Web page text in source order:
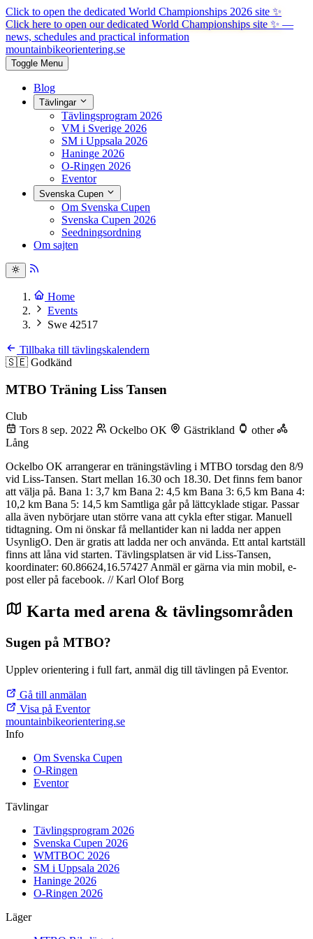
Click to open the dedicated World Championships 2026 site ✨
Click here to open our dedicated World Championships site ✨—
news, schedules and practical information
mountainbikeorientering.se
Toggle Menu
Blog
Tävlingar
Tävlingsprogram 2026
VM i Sverige 2026
SM i Uppsala 2026
Haninge 2026
O-Ringen 2026
Eventor
Svenska Cupen
Om Svenska Cupen
Svenska Cupen 2026
Seedningsordning
Om sajten
Home
Events
Swe 42517
Tillbaka till tävlingskalendern
🇸🇪 Godkänd
MTBO Träning Liss Tansen
Club
Tors 8 sep. 2022
Ockelbo OK Gästrikland
other
Lång
Ockelbo OK arrangerar en träningstävling i MTBO torsdag den 8/9
vid Liss-Tansen. Start mellan 16.30 och 18.30. Det finns fem banor
att välja på. Bana 1: 3,7 km Bana 2: 4,5 km Bana 3: 6,5 km Bana 4:
10,2 km Bana 5: 14,5 km Samtliga går på lättcyklade stigar. Passar
alla även nybörjare utan större vana att cykla efter stigar. Manuell
tidtagning. Om ni önskar få mellantider kan ni ladda ner appen
UsynligO. Den är gratis att ladda ner och använda. Ett antal kartställ
finns att låna vid starten. Tävlingsplatsen är vid Liss-Tansen,
koordinater: 60.86624,16.57427 Anmäl er gärna via min mobil, e-
post eller på facebook. // Karl Olof Borg
Karta med arena & tävlingsområden
Sugen på MTBO?
Upplev orientering i full fart, anmäl dig till tävlingen på Eventor.
Gå till anmälan
Visa på Eventor
mountainbikeorientering.se
Info
Om Svenska Cupen
O-Ringen
Eventor
Tävlingar
Tävlingsprogram 2026
Svenska Cupen 2026
WMTBOC 2026
SM i Uppsala 2026
Haninge 2026
O-Ringen 2026
Läger